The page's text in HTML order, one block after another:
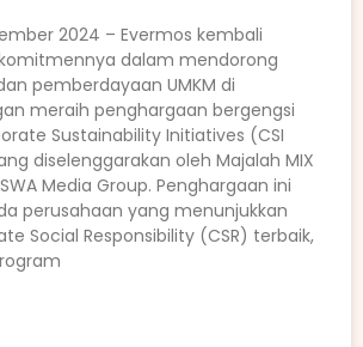
2024 – Evermos kembali
dalam mendorong
pemberdayaan UMKM di
meraih penghargaan bergengsi
Sustainability Initiatives (CSI
diselenggarakan oleh Majalah MIX
Media Group. Penghargaan ini
perusahaan yang menunjukkan
Social Responsibility (CSR) terbaik,